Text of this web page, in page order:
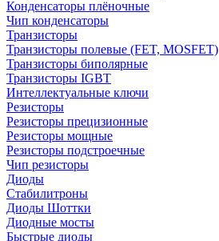
Конденсаторы плёночные
Чип конденсаторы
Транзисторы
Транзисторы полевые (FET, MOSFET)
Транзисторы биполярные
Транзисторы IGBT
Интеллектуальные ключи
Резисторы
Резисторы прецизионные
Резисторы мощные
Резисторы подстроечные
Чип резисторы
Диоды
Стабилитроны
Диоды Шоттки
Диодные мосты
Быстрые диоды